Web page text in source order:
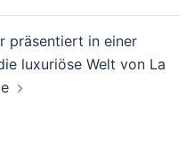
präsentiert in einer
luxuriöse Welt von La